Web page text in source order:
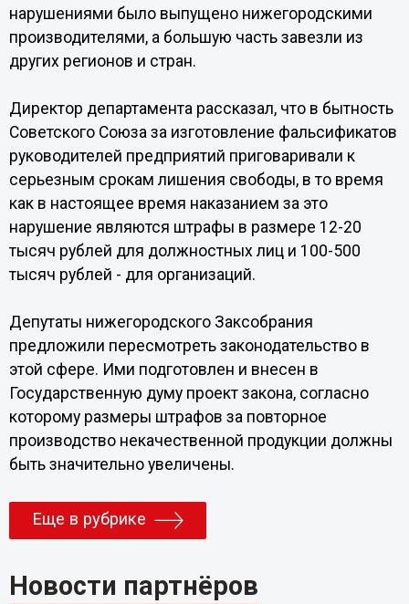
нарушениями было выпущено нижегородскими
производителями, а большую часть завезли из
других регионов и стран.
Директор департамента рассказал, что в бытность
Советского Союза за изготовление фальсификатов
руководителей предприятий приговаривали к
серьезным срокам лишения свободы, в то время
как в настоящее время наказанием за это
нарушение являются штрафы в размере 12-20
тысяч рублей для должностных лиц и 100-500
тысяч рублей - для организаций.
Депутаты нижегородского Заксобрания
предложили пересмотреть законодательство в
этой сфере. Ими подготовлен и внесен в
Государственную думу проект закона, согласно
которому размеры штрафов за повторное
производство некачественной продукции должны
быть значительно увеличены.
Еще в рубрике
Новости партнёров